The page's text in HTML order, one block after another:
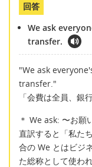
回答
We ask
transfer.
"We ask
transfer."
「会費は全員、銀
＊ We ask: 〜お願
直訳すると「私た
合の We とはビジ
た総称として使わ